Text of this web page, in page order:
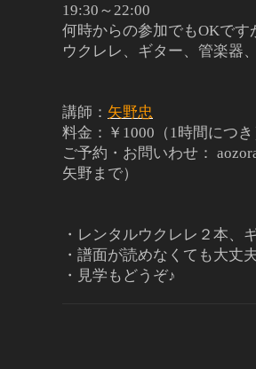
19:30～22:00
何時からの参加でもOKで
ウクレレ、ギター、管楽器
講師： 矢野忠
料金：￥1000（1時間につ
ご予約・お問いわせ：
矢野まで）
・レンタルウクレレ２本、
・譜面が読めなくても大丈
・見学もどうぞ♪